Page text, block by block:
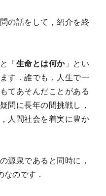
の話をして，紹介を終
「生命とは何か」とい
す．誰でも，人生で一
てあそんだことがある
問に長年の間挑戦し，
人間社会を着実に豊か
源泉であると同時に，
のです．